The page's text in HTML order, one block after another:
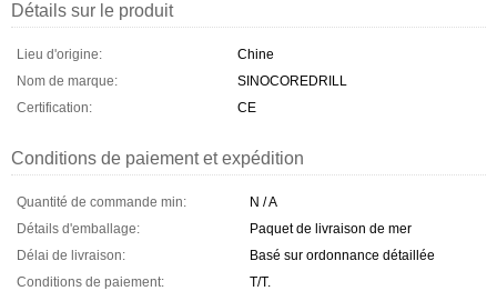
Détails sur le produit
Lieu d'origine:
Chine
Nom de marque:
SINOCOREDRILL
Certification:
CE
Conditions de paiement et expédition
Quantité de commande min:
N / A
Détails d'emballage:
Paquet de livraison de mer
Délai de livraison:
Basé sur ordonnance détaillée
Conditions de paiement:
T/T.